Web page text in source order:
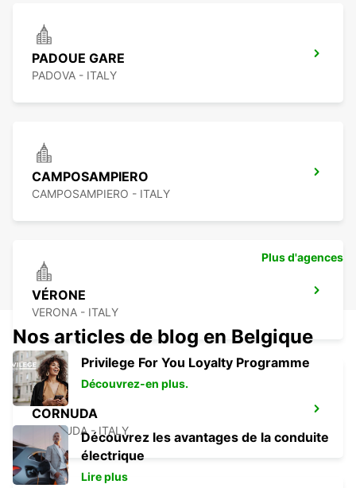
PADOUE GARE
PADOVA - ITALY
CAMPOSAMPIERO
CAMPOSAMPIERO - ITALY
VÉRONE
VERONA - ITALY
CORNUDA
CORNUDA - ITALY
Plus d'agences
Nos articles de blog en Belgique
Privilege For You Loyalty Programme
Découvrez-en plus.
Découvrez les avantages de la conduite
électrique
Lire plus